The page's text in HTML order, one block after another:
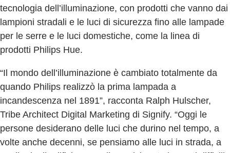
tecnologia dell’illuminazione, con prodotti che vanno dai
lampioni stradali e le luci di sicurezza fino alle lampade
per le serre e le luci domestiche, come la linea di
prodotti Philips Hue.
“Il mondo dell’illuminazione è cambiato totalmente da
quando Philips realizzò la prima lampada a
incandescenza nel 1891”, racconta Ralph Hulscher,
Tribe Architect Digital Marketing di Signify. “Oggi le
persone desiderano delle luci che durino nel tempo, a
volte anche decenni, se pensiamo alle luci in strada, a